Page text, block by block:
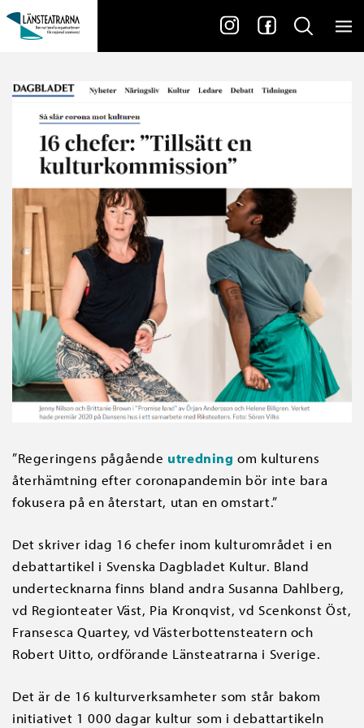
”Regeringens pågående utredning om kulturens
återhämtning efter coronapandemin bör inte bara
fokusera på en återstart, utan en omstart.”
Det skriver idag 16 chefer inom kulturområdet i en
debattartikel i Svenska Dagbladet Kultur. Bland
undertecknarna finns bland andra Susanna Dahlberg,
vd Regionteater Väst, Pia Kronqvist, vd Scenkonst Öst,
Fransesca Quartey, vd Västerbottensteatern och
Robert Uitto, ordförande Länsteatrarna i Sverige.
Det är de 16 kulturverksamheter som står bakom
initiativet 1 000 dagar kultur som i debattartikeln